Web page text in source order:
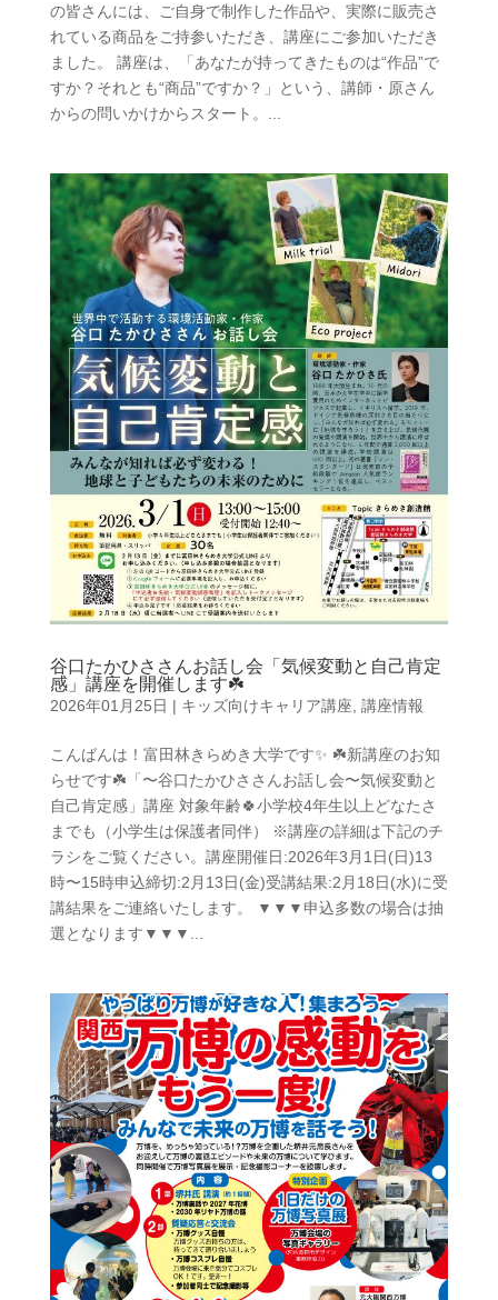
の皆さんには、ご自身で制作した作品や、実際に販売さ
れている商品をご持参いただき、講座にご参加いただき
ました。 講座は、「あなたが持ってきたものは“作品”で
すか？それとも“商品”ですか？」という、講師・原さん
からの問いかけからスタート。...
谷口たかひささんお話し会「気候変動と自己肯定
感」講座を開催します☘️
2026年01月25日 | キッズ向けキャリア講座, 講座情報
こんばんは！富田林きらめき大学です✨ ☘️新講座のお知
らせです☘️「〜谷口たかひささんお話し会〜気候変動と
自己肯定感」講座 対象年齢🍀小学校4年生以上どなたさ
までも（小学生は保護者同伴） ※講座の詳細は下記のチ
ラシをご覧ください。講座開催日:2026年3月1日(日)13
時〜15時申込締切:2月13日(金)受講結果:2月18日(水)に受
講結果をご連絡いたします。 ▼▼▼申込多数の場合は抽
選となります▼▼▼...